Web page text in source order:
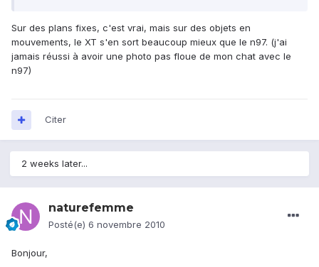
Sur des plans fixes, c'est vrai, mais sur des objets en
mouvements, le XT s'en sort beaucoup mieux que le n97. (j'ai
jamais réussi à avoir une photo pas floue de mon chat avec le
n97)
Citer
2 weeks later...
naturefemme
Posté(e) 6 novembre 2010
Bonjour,